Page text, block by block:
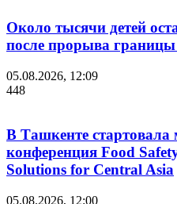
Около тысячи детей
после прорыва границы
05.08.2026, 12:09
448
В Ташкенте стартовала
конференция Food
Solutions for Central Asia
05.08.2026, 12:00